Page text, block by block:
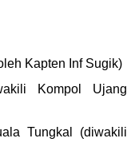
Kapten Inf Sugik)
Kompol Ujang
Tungkal (diwakili